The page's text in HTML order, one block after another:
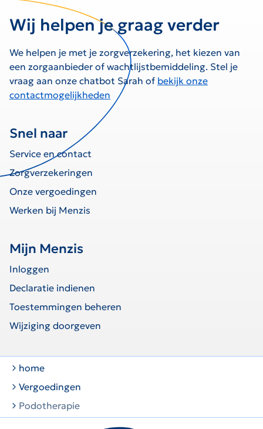
Wij helpen je graag verder
We helpen je met je zorgverzekering, het kiezen van
een zorgaanbieder of wachtlijstbemiddeling. Stel je
vraag aan onze chatbot Sarah of bekijk onze
contactmogelijkheden
Snel naar
Service en contact
Zorgverzekeringen
Onze vergoedingen
Werken bij Menzis
Mijn Menzis
Inloggen
Declaratie indienen
Toestemmingen beheren
Wijziging doorgeven
home
Vergoedingen
Podotherapie